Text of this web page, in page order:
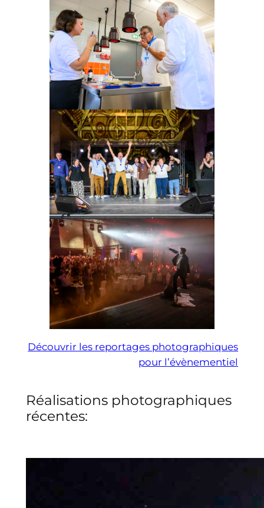
Découvrir les reportages photographiques
pour l’évènementiel
Réalisations photographiques
récentes: